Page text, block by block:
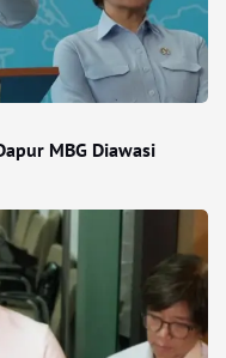
MBG Diawasi